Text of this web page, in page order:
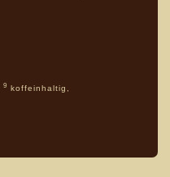
9 koffeinhaltig,